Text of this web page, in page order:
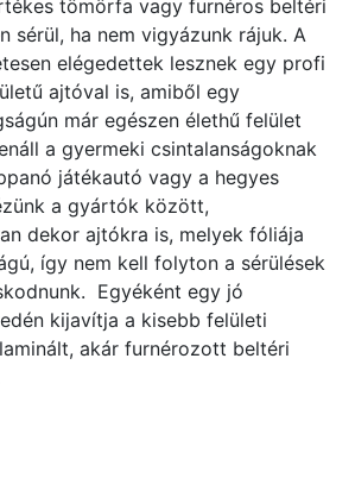
tömörfa vagy furnéros beltéri
sérül, ha nem vigyázunk rájuk. A
elégedettek lesznek egy profi
ajtóval is, amiből egy
már egészen élethű felület
a gyermeki csintalanságoknak
játékautó vagy a hegyes
a gyártók között,
dekor ajtókra is, melyek fóliája
így nem kell folyton a sérülések
Egyéként egy jó
kijavítja a kisebb felületi
akár furnérozott beltéri